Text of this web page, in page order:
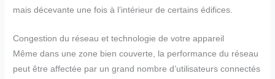
mais décevante une fois à l’intérieur de certains édifices.
Congestion du réseau et technologie de votre appareil
Même dans une zone bien couverte, la performance du réseau
peut être affectée par un grand nombre d’utilisateurs connectés